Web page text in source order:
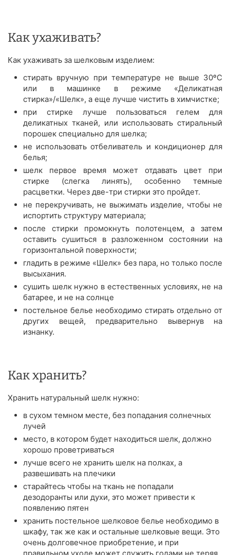
Как ухаживать?
Как ухаживать за шелковым изделием:
стирать вручную при температуре не выше 30ºС
или в машинке в режиме «Деликатная
стирка»/«Шелк», а еще лучше чистить в химчистке;
при стирке лучше пользоваться гелем для
деликатных тканей, или использовать стиральный
порошек специально для шелка;
не использовать отбеливатель и кондиционер для
белья;
шелк первое время может отдавать цвет при
стирке (слегка линять), особенно темные
расцветки. Через две-три стирки это пройдет.
не перекручивать, не выжимать изделие, чтобы не
испортить структуру материала;
после стирки промокнуть полотенцем, а затем
оставить сушиться в разложенном состоянии на
горизонтальной поверхности;
гладить в режиме «Шелк» без пара, но только после
высыхания.
сушить шелк нужно в естественных условиях, не на
батарее, и не на солнце
постельное белье необходимо стирать отдельно от
других вещей, предварительно вывернув на
изнанку.
Как хранить?
Хранить натуральный шелк нужно:
в сухом темном месте, без попадания солнечных
лучей
место, в котором будет находиться шелк, должно
хорошо проветриваться
лучше всего не хранить шелк на полках, а
развешивать на плечики
старайтесь чтобы на ткань не попадали
дезодоранты или духи, это может привести к
появлению пятен
хранить постельное шелковое белье необходимо в
шкафу, так же как и остальные шелковые вещи. Это
очень долговечное приобретение, и при